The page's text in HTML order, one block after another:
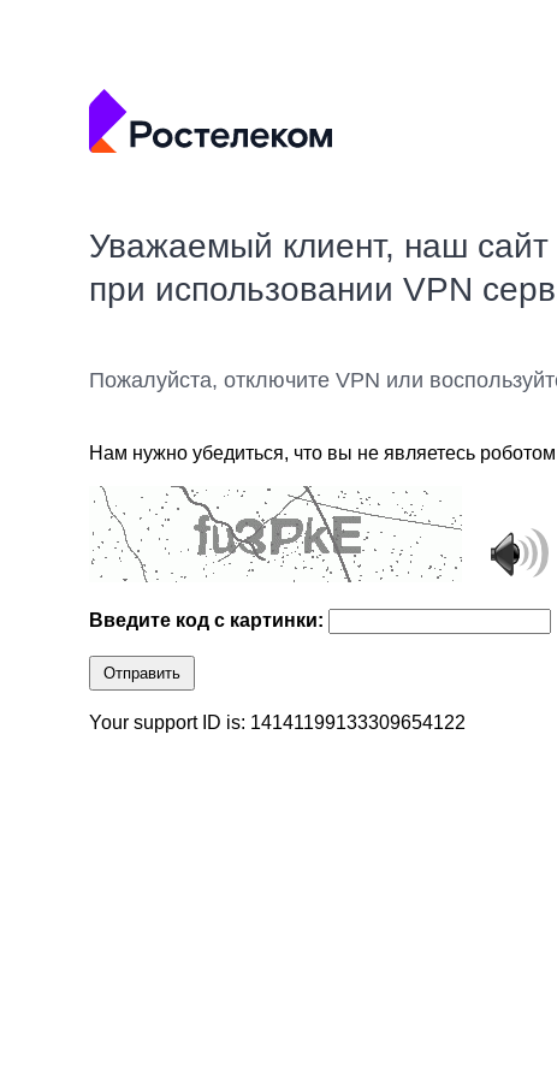
Уважаемый клиент, наш сайт
при использовании VPN
Пожалуйста, отключите VPN или
Нам нужно убедиться, что вы не являетесь роботом
Введите код с картинки:
Отправить
Your support ID is: 14141199133309654122